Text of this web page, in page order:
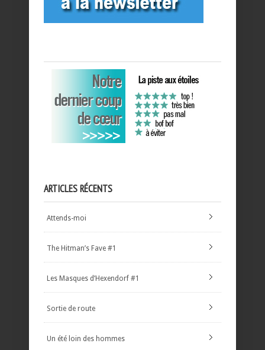
ARTICLES RÉCENTS
Attends-moi
The Hitman’s Fave #1
Les Masques d’Hexendorf #1
Sortie de route
Un été loin des hommes